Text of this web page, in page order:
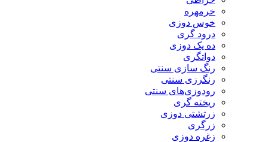
خرمهره
خوس دوزی
درود گری
ده یک دوزی
دواتگری
رنگ سازی سنتی
رنگرزی سنتی
رودوزی‌های سنتی
ریخته گری
زرتشتی دوزی
زرگری
زغره دوزی